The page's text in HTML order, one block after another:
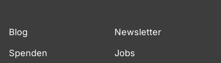
Blog Newsletter
Spenden Jobs